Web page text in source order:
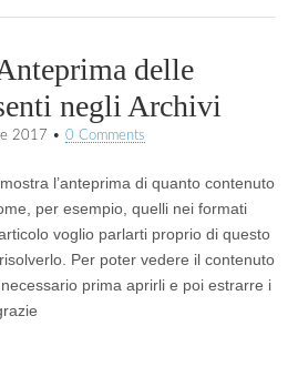
delle
negli Archivi
2017 • 0 Comments
l’anteprima di quanto contenuto
per esempio, quelli nei formati
voglio parlarti proprio di questo
Per poter vedere il contenuto
prima aprirli e poi estrarre i